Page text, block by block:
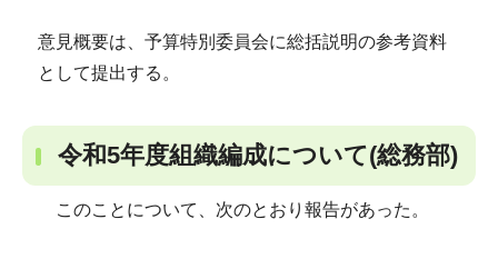
意見概要は、予算特別委員会に総括説明の参考資料
として提出する。
令和5年度組織編成について(総務部)
このことについて、次のとおり報告があった。